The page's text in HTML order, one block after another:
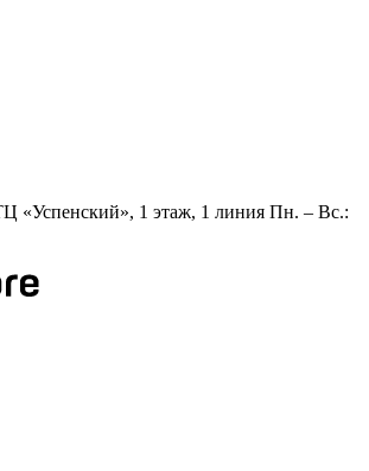
«Успенский», 1 этаж, 1 линия Пн. – Вс.: